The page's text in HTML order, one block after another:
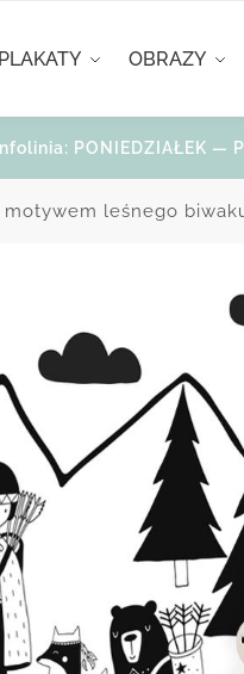
PLAKATY OBRAZY
Infolinia: PONIEDZIAŁEK —
motywem leśnego